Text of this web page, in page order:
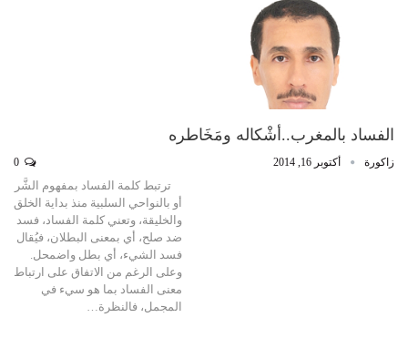
الفساد بالمغرب..أشْكاله ومَخَاطره
زاكورة أكتوبر 16, 2014
ترتبط كلمة الفساد بمفهوم الشَّر
أو بالنواحي السلبية منذ بداية الخلق
والخليقة، وتعني كلمة الفساد، فسد
ضد صلح، أي بمعنى البطلان، فيُقال
فسد الشيء، أي بطل واضمحل.
وعلى الرغم من الاتفاق على ارتباط
معنى الفساد بما هو سيء في
المجمل، فالنظرة…